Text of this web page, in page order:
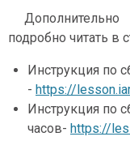
подробно читать в
Инструкция по
- https://
Инструкция по
часов- https://